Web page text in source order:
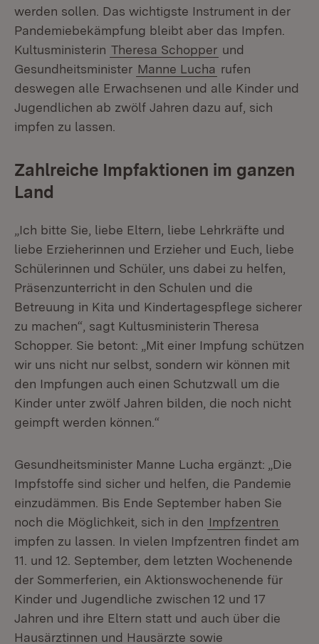
werden sollen. Das wichtigste Instrument in der
Pandemiebekämpfung bleibt aber das Impfen.
Kultusministerin Theresa Schopper und
Gesundheitsminister Manne Lucha rufen
deswegen alle Erwachsenen und alle Kinder und
Jugendlichen ab zwölf Jahren dazu auf, sich
impfen zu lassen.
Zahlreiche Impfaktionen im ganzen
Land
„Ich bitte Sie, liebe Eltern, liebe Lehrkräfte und
liebe Erzieherinnen und Erzieher und Euch, liebe
Schülerinnen und Schüler, uns dabei zu helfen,
Präsenzunterricht in den Schulen und die
Betreuung in Kita und Kindertagespflege sicherer
zu machen“, sagt Kultusministerin Theresa
Schopper. Sie betont: „Mit einer Impfung schützen
wir uns nicht nur selbst, sondern wir können mit
den Impfungen auch einen Schutzwall um die
Kinder unter zwölf Jahren bilden, die noch nicht
geimpft werden können.“
Gesundheitsminister Manne Lucha ergänzt: „Die
Impfstoffe sind sicher und helfen, die Pandemie
einzudämmen. Bis Ende September haben Sie
noch die Möglichkeit, sich in den Impfzentren
impfen zu lassen. In vielen Impfzentren findet am
11. und 12. September, dem letzten Wochenende
der Sommerferien, ein Aktionswochenende für
Kinder und Jugendliche zwischen 12 und 17
Jahren und ihre Eltern statt und auch über die
Hausärztinnen und Hausärzte sowie